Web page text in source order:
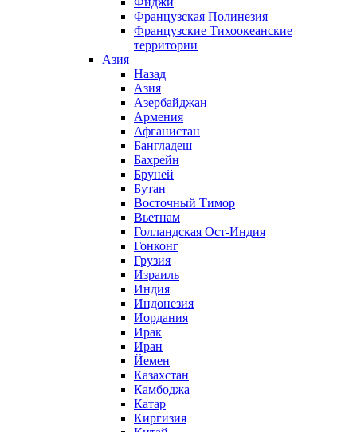
Французская Полинезия
Французские Тихоокеанские
территории
Азия
Назад
Азия
Азербайджан
Армения
Афганистан
Бангладеш
Бахрейн
Бруней
Бутан
Восточный Тимор
Вьетнам
Голландская Ост-Индия
Гонконг
Грузия
Израиль
Индия
Индонезия
Иордания
Ирак
Иран
Йемен
Казахстан
Камбоджа
Катар
Киргизия